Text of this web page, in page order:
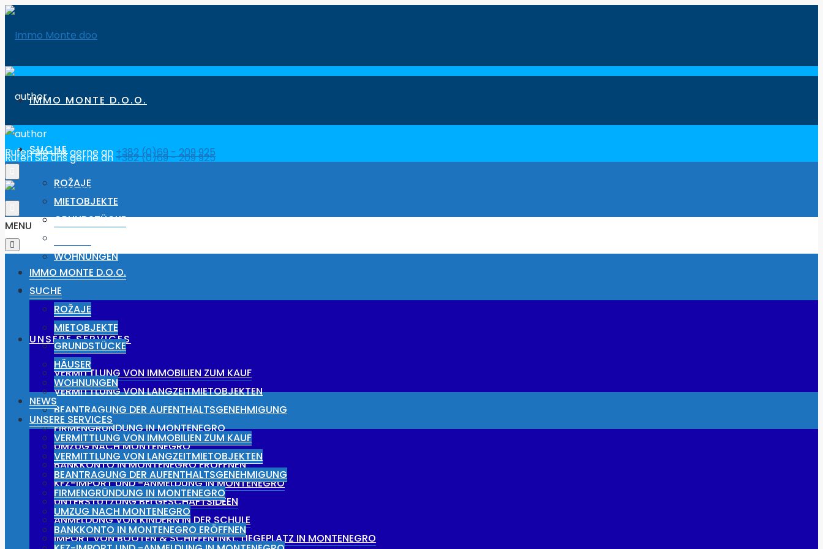
Rufen Sie uns gerne an+382 (0)69 - 209 925
IMMO MONTE D.O.O.
SUCHE
ROŽAJE
MIETOBJEKTE
GRUNDSTÜCKE
WOHNUNGEN
NEWS
UNSERE SERVICES
VERMITTLUNG VON IMMOBILIEN ZUM KAUF
VERMITTLUNG VON LANGZEITMIETOBJEKTEN
BEANTRAGUNG DER AUFENTHALTSGENEHMIGUNG
FIRMENGRÜNDUNG IN MONTENEGRO
UMZUG NACH MONTENEGRO
BANKKONTO IN MONTENEGRO ERÖFFNEN
KFZ-IMPORT UND -ANMELDUNG IN MONTENEGRO
UNTERSTÜTZUNG BEI GESCHÄFTSIDEEN
ANMELDUNG VON KINDERN IN DER SCHULE
IMPORT VON BOOTEN & SCHIFFEN INKL. LIEGEPLATZ IN MONTENEGRO
Rufen Sie uns gerne an +382 (0)69 - 209 925
MENU
IMMO MONTE D.O.O.
SUCHE
ROŽAJE
MIETOBJEKTE
GRUNDSTÜCKE
HÄUSER
WOHNUNGEN
NEWS
UNSERE SERVICES
VERMITTLUNG VON IMMOBILIEN ZUM KAUF
VERMITTLUNG VON LANGZEITMIETOBJEKTEN
BEANTRAGUNG DER AUFENTHALTSGENEHMIGUNG
FIRMENGRÜNDUNG IN MONTENEGRO
UMZUG NACH MONTENEGRO
BANKKONTO IN MONTENEGRO ERÖFFNEN